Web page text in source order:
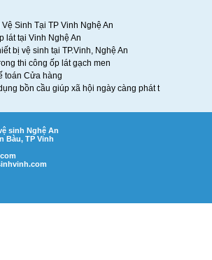
Sinh Tại TP Vinh Nghệ An
lát tại Vinh Nghệ An
bị vệ sinh tại TP.Vinh, Nghệ An
thi công ốp lát gạch men
toán Cửa hàng
bồn cầu giúp xã hội ngày càng phát t
sinh Nghệ An
Bàu, TP Vinh